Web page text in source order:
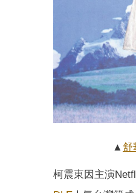
▲ 舒
柯震東因主演